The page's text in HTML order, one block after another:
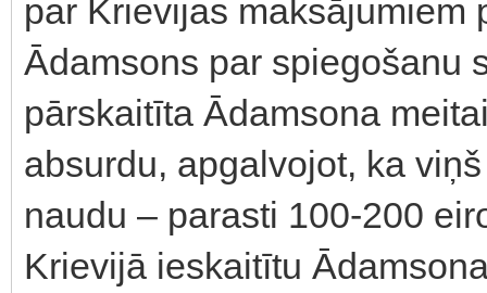
par Krievijas maksājumiem
Ādamsons par spiegošanu
pārskaitīta Ādamsona
absurdu, apgalvojot, ka
naudu – parasti 100-200
Krievijā ieskaitītu